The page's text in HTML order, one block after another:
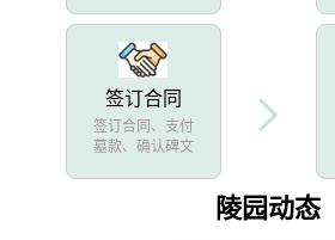
签订合同
签订合同、支付
墓款、确认碑文
陵园动态